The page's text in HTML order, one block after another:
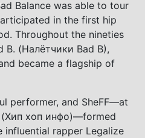
Balance was able to tour
in the first hip
Throughout the nineties
B. (Налётчики Bad B),
became a flagship of
performer, and SheFF—at
(Хип хоп инфо)—formed
influential rapper Legalize